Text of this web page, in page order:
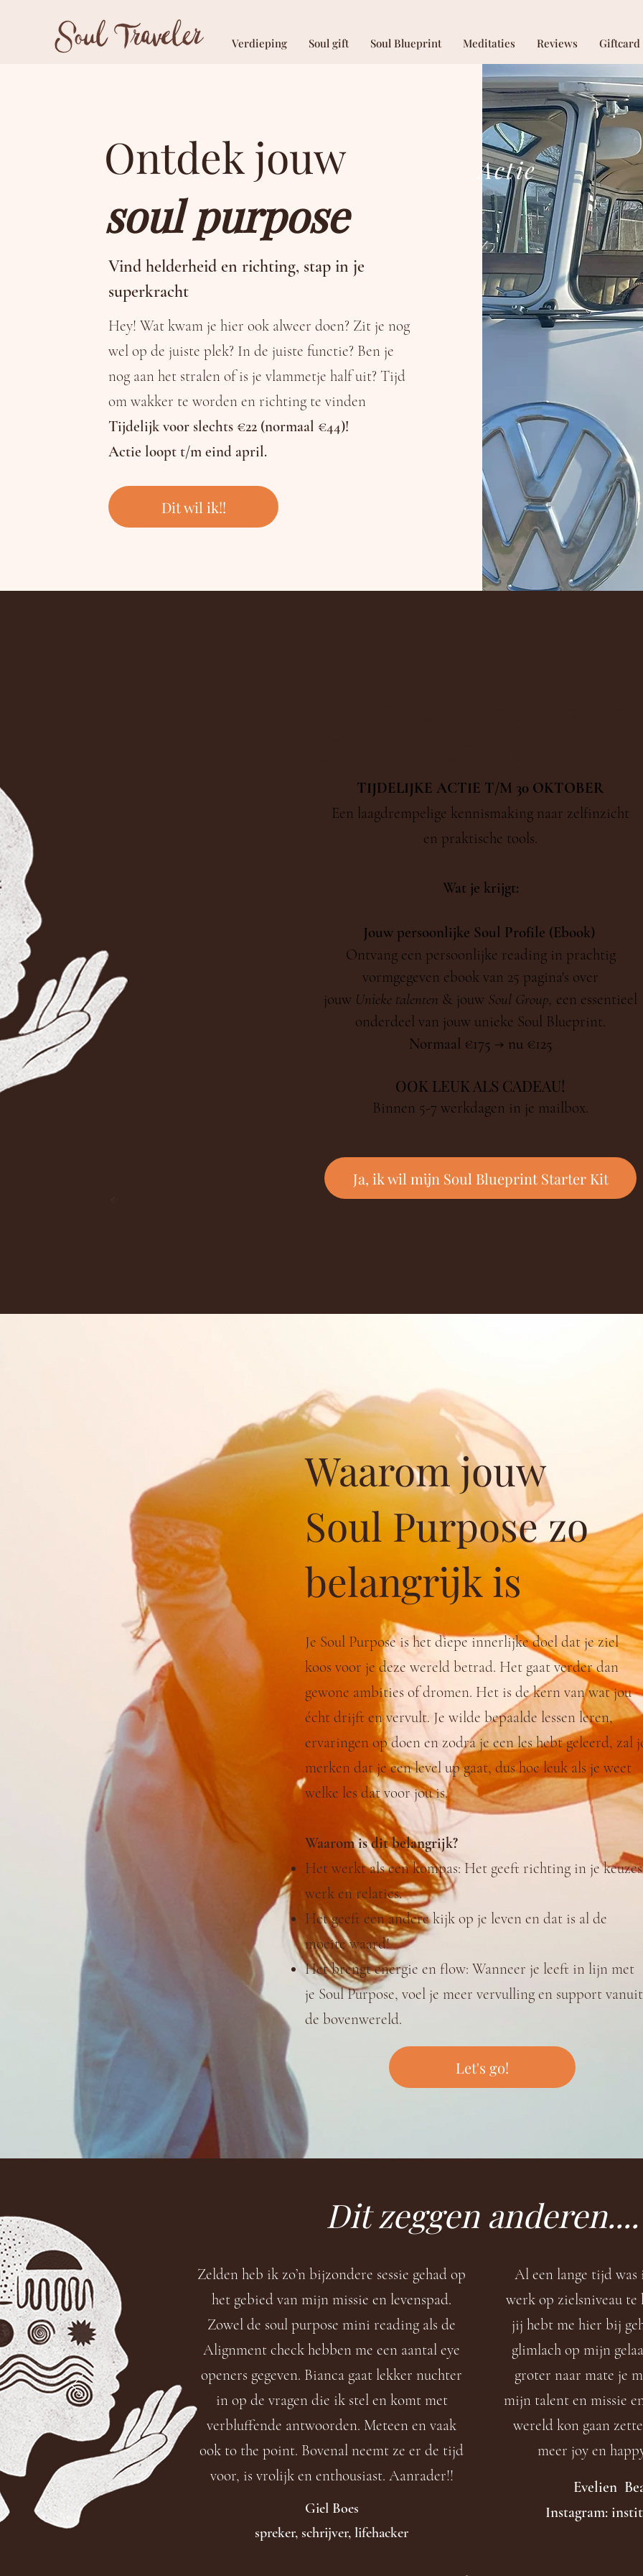
Verdieping Soul gift Soul Blueprint Meditaties Reviews Giftcard
Ontdek jouw
soul purpose
Vind helderheid en richting, stap in je
superkracht
Hey! Wat kwam je hier ook alweer doen? Zit je nog
wel op de juiste plek? In de juiste functie? Ben je
nog aan het stralen of is je vlammetje half uit? Tijd
om wakker te worden en richting te vinden
Tijdelijk voor slechts €22 (normaal €44)!
Actie loopt t/m eind april.
Dit wil ik!!
Actie
TIJDELIJKE ACTIE T/M 30 OKTOBER
Een laagdrempelige kennismaking naar zelfinzicht
en praktische tools.
Wat je krijgt:
Jouw persoonlijke Soul Profile (Ebook)
Ontvang een persoonlijke reading in prachtig
vormgegeven ebook van 25 pagina's over
jouw Unieke talenten & jouw Soul Group, een essentieel
onderdeel van jouw unieke Soul Blueprint.
Normaal €175 → nu €125
OOK LEUK ALS CADEAU!
Binnen 5-7 werkdagen in je mailbox.
Ja, ik wil mijn Soul Blueprint Starter Kit
Waarom jouw
Soul Purpose zo
belangrijk is
Je Soul Purpose is het diepe innerlijke doel dat je ziel
koos voor je deze wereld betrad. Het gaat verder dan
gewone ambities of dromen. Het is de kern van wat jou
écht drijft en vervult. Je wilde bepaalde lessen leren,
ervaringen op doen en zodra je een les hebt geleerd, zal
merken dat je een level up gaat, dus hoe leuk als je weet
welke les dat voor jou is.
Waarom is dit belangrijk?
Het werkt als een kompas: Het geeft richting in je
werk en relaties.
Het geeft een andere kijk op je leven en dat is al de
moeite waard!
Het brengt energie en flow: Wanneer je leeft in lijn met
je Soul Purpose, voel je meer vervulling en support vanuit
de bovenwereld.
Let's go!
Dit zeggen anderen....
Zelden heb ik zo’n bijzondere sessie gehad op
het gebied van mijn missie en levenspad.
Zowel de soul purpose mini reading als de
Alignment check hebben me een aantal eye
openers gegeven. Bianca gaat lekker nuchter
in op de vragen die ik stel en komt met
verbluffende antwoorden. Meteen en vaak
ook to the point. Bovenal neemt ze er de tijd
voor, is vrolijk en enthousiast. Aanrader!!​
Giel Boes
spreker, schrijver, lifehacker
Al een lange tijd
werk op zielsniveau
jij hebt me hier bij
glimlach op mijn
groter naar mate je
mijn talent en missie
wereld kon gaan
meer joy en
Evelien
Instagram: